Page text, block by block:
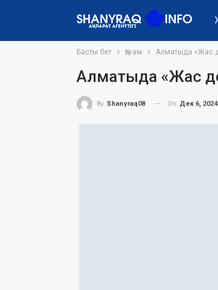
Басты бет Қоғам Алматыда «Жас
Алматыда «Жас
By Shanyraq08 On Дек 6, 2024